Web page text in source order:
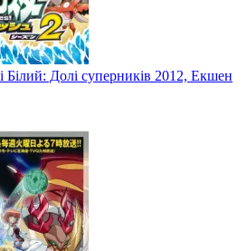
Долі суперників 2012, Екшен